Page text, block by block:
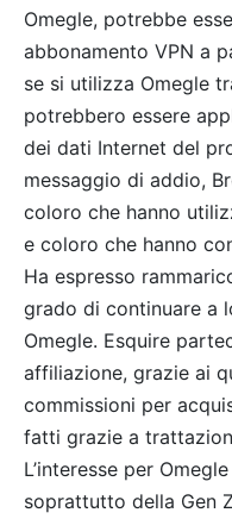
Omegle, potrebbe
abbonamento VPN a
se si utilizza Omegle
potrebbero essere
dei dati Internet del
messaggio di addio,
coloro che hanno
e coloro che hanno
Ha espresso
grado di continuare a
Omegle. Esquire
affiliazione, grazie ai
commissioni per
fatti grazie a
L’interesse per
soprattutto della Gen